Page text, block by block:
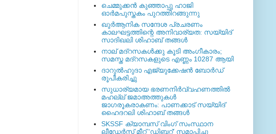
ചെമ്മുക്കന്‍ കുഞ്ഞാപ്പു ഹാജി
ഓര്‍മപുസ്തകം പുറത്തിറങ്ങുന്നു
ഖുര്‍ആനിക സന്ദേശ പ്രചരണം
കാലഘട്ടത്തിന്റെ അനിവാര്യത: സയ്യിദ്
സാദിഖലി ശിഹാബ് തങ്ങള്‍
നാല് മദ്‌റസകള്‍ക്കു കൂടി അംഗീകാരം;
സമസ്ത മദ്‌റസകളുടെ എണ്ണം 10287 ആയി
ദാറുല്‍ഹുദാ എജ്യുക്കേഷന്‍ ബോര്‍ഡ്
രൂപീകരിച്ചു
സുധാര്യമായ ഭരണനിര്‍വ്വഹണത്തില്‍
മഹല്ല് ജമാഅത്തുകള്‍
ജാഗരൂകരാകണം: പാണക്കാട് സയ്യിദ്
ഹൈദറലി ശിഹാബ് തങ്ങള്‍
SKSSF ക്യാമ്പസ് വിംഗ് സംസ്ഥാന
ലീഡേർസ് മീറ്റ് 'ഡിബറ്റ്' സമാപിച്ചു